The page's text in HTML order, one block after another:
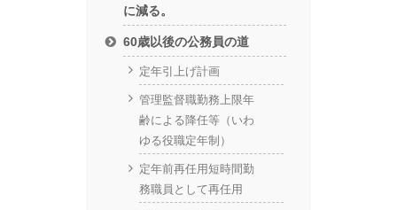
に減る。
60歳以後の公務員の道
定年引上げ計画
管理監督職勤務上限年
齢による降任等（いわ
ゆる役職定年制）
定年前再任用短時間勤
務職員として再任用